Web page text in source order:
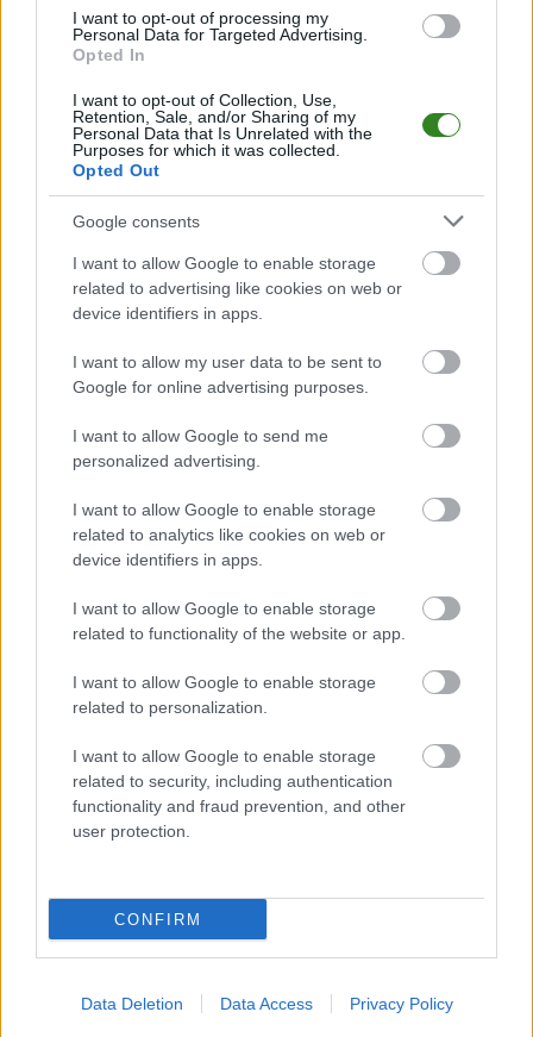
I want to opt-out of processing my
Personal Data for Targeted Advertising.
Opted In
I want to opt-out of Collection, Use,
Retention, Sale, and/or Sharing of my
Personal Data that Is Unrelated with the
Purposes for which it was collected.
Opted Out
Google consents
I want to allow Google to enable storage
related to advertising like cookies on web or
device identifiers in apps.
I want to allow my user data to be sent to
Google for online advertising purposes.
I want to allow Google to send me
personalized advertising.
I want to allow Google to enable storage
related to analytics like cookies on web or
device identifiers in apps.
I want to allow Google to enable storage
related to functionality of the website or app.
I want to allow Google to enable storage
related to personalization.
I want to allow Google to enable storage
related to security, including authentication
functionality and fraud prevention, and other
user protection.
CONFIRM
Data Deletion Data Access Privacy Policy
Borkovia Borek Wielki - Piast Wolica Piaskowa
odbędzie się w
ramach 12. kolejki - Dębica > Klasa B, gr. I. Spotkanie zostanie rozegrane
Borkovia Borek Wielkiprzystępuje do tego spotkania w roli
gospodarza. Jak drużyna radzi sobie w sezonie 2025/2026 rozgrywek
Dębica > Klasa B, gr. I przed własną publicznością? Na tej stronie możecie
zobaczyć tabelę uwzględniającą tylko mecze u siebie. W tabeli biorącej
pod uwagę tylko mecze wyjazdowe możecie natomiast sprawdzić jak
spisuje się klubPiast Wolica Piaskowa
Dębica > Klasa B, gr. I - sytuacja w tabeli
Przed meczami 12. kolejki - Dębica > Klasa B, gr. I gospodarze (Borkovia
Borek Wielki) zajmują7. miejscew tabeli. Goście (Piast Wolica Piaskowa)
Poniżej znajdziesz także ostatnie mecze obu drużyn oraz statystyki
bramkowe.
Borkovia Borek Wielki vs. Piast Wolica Piaskowa - relacja, wynik
na żywo, transmisja
Wynik meczu Borkovia Borek Wielki - Piast Wolica Piaskowa znajdziesz na
naszej stronie zaraz po jego zakończeniu. Jeżeli szukasz informacji
meczowych, zajrzyj tutaj:Borkovia Borek Wielki vs. Piast Wolica
Piaskowa - wynik, składy, strzelcy
Jeżeli w internecie lub TV dostępna jest
albo innych
spotkań Dębica > Klasa B, gr. I na pewno znajdziesz takie informacje na
naszym portalu. Możliwe jednak, że nigdzie nie pojawi się stream online z
Asseco Resovia| Developres Rzeszów |ITA TOOLS Stal Mielec
Cellfast Wilki Krosno| Texom Stal Rzeszów|Stal Mielec
Motor Lublin|Stal Rzeszów| Stal Stalowa Wola|Wisła Kraków
Resovia|Wieczysta Kraków
Mecze dziś Wyniki LIVE Transmisje
kartki okolicznościowe